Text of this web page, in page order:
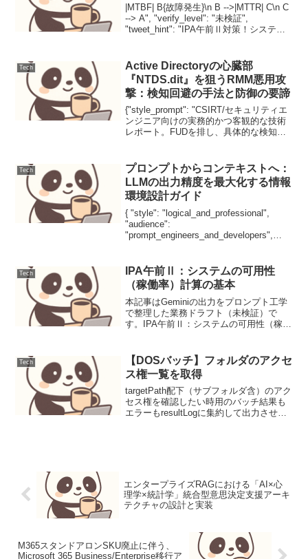
|MTBF| B{故障発生}\n B -->|MTTR| C\n C
--> A", "verify_level": "未検証",
"tweet_hint": "IPA午前Ⅱ対策！システム
Tech
Active Directoryの心臓部
『NTDS.dit』を狙うRMM悪用攻
撃：検知回避の手法と防御の要諦
{"style_prompt": "CSIRT/セキュリティエ
ンジニア向けの実務的かつ客観的な技術
レポート。FUDを排し、具体的な検知ロ
コード対比を含むこと。参考文献は...
Tech
プロンプトからコンテキストへ：
LLMの出力精度を最大化する情報
環境設計ガイド
{ "style": "logical_and_professional",
"audience":
"prompt_engineers_and_developers",
Tech
IPA午前Ⅱ：システムの可用性
（稼働率）計算の基本
本記事はGeminiの出力をプロンプト工学
で整理した業務ドラフト（未検証）で
す。IPA午前Ⅱ：システムの可用性（稼働
および直列・並列構成におけるシステム
全体の稼働...
Tech
【DOSバッチ】フォルダのアクセ
ス権一覧を取得
targetPath配下（サブフォルダ含）のアク
セス権を確認したい時用のバッチ結果も
エラーもresultLogに集約して出力させ
エンタープライズRAGにおける「AI×心
理学×統計学」統合型意思決定支援アーキ
テクチャの設計と実装
M365スタンドアロンSKU廃止に伴う、
Microsoft 365 Business/Enterprise移行ア